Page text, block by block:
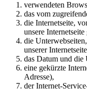
verwendeten
das vom
die Internetseite,
unsere
die
unserer
das Datum und die
eine gekürzte
Adresse),
der Internet-